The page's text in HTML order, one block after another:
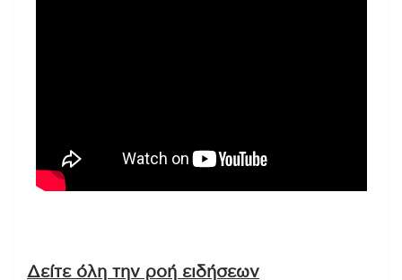
Δείτε όλη την ροή ειδήσεων